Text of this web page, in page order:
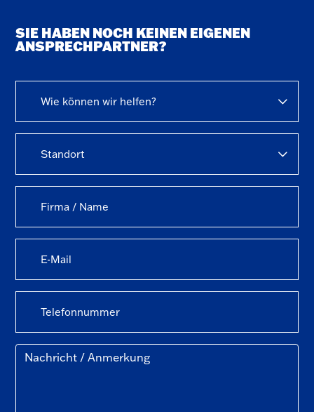
SIE HABEN NOCH KEINEN EIGENEN
ANSPRECHPARTNER?
Wie können wir helfen?
Standort